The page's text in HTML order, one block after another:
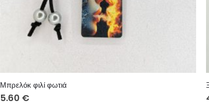
Μπρελόκ φιλί φωτιά
5.60 €